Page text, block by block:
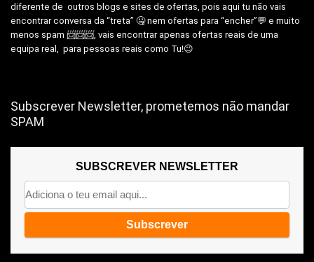
diferente de outros blogs e sites de ofertas, pois aqui tu não vais
encontrar conversa da “treta” 🤐 nem ofertas para “encher”💬 e muito
menos spam 📨📨📨, vais encontrar apenas ofertas reais de uma
equipa real, para pessoas reais como Tu!😉
Subscrever Newsletter, prometemos não mandar
SPAM
SUBSCREVER NEWSLETTER